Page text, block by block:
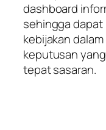
dashboard
sehingga
kebijakan
keputusan
tepat sasaran.